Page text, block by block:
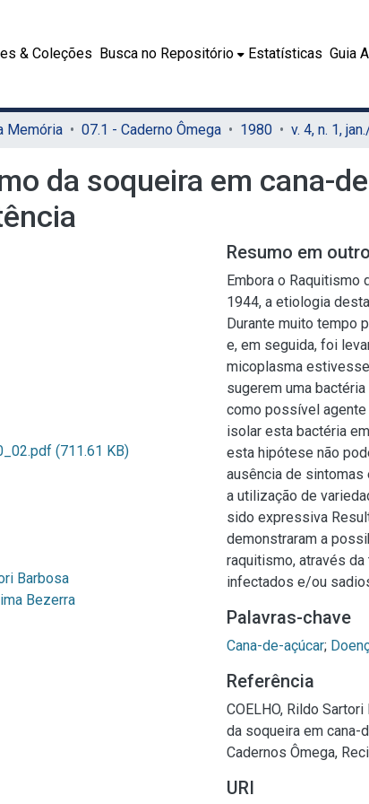
& Coleções Busca no Repositório Estatísticas Guia
Memória 07.1 - Caderno Ômega 1980 v. 4, n. 1,
da soqueira em cana-
(711.61 KB)
Barbosa
Bezerra
Resumo em
Embora o Raquitismo
1944, a etiologia
Durante muito tempo
e, em seguida, foi
micoplasma
sugerem uma
como possível agente
isolar esta bactéria
esta hipótese não
ausência de
a utilização de
sido expressiva
demonstraram a
raquitismo, através
infectados e/ou
Palavras-chave
Cana-de-açúcar;
Referência
COELHO, Rildo
da soqueira em cana-
Cadernos Ômega,
URI